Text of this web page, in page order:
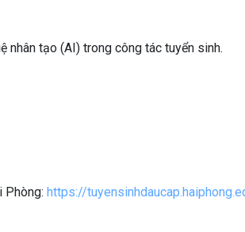
tạo (AI) trong công tác tuyển sinh.
Phòng: https://